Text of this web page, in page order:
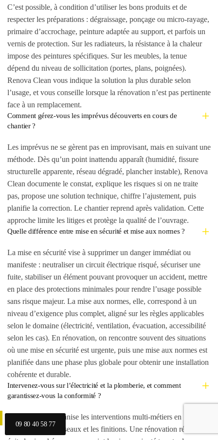
C’est possible, à condition d’utiliser les bons produits et de
respecter les préparations : dégraissage, ponçage ou micro-rayage,
primaire d’accrochage, peinture adaptée au support, et parfois un
vernis de protection. Sur les radiateurs, la résistance à la chaleur
impose des peintures spécifiques. Sur les meubles, la tenue
dépend du niveau de sollicitation (portes, plans, poignées).
Renova Clean vous indique la solution la plus durable selon
l’usage, et vous conseille lorsque la rénovation n’est pas pertinente
face à un remplacement.
Comment gérez-vous les imprévus découverts en cours de
chantier ?
Les imprévus ne se gèrent pas en improvisant, mais en suivant une
méthode. Dès qu’un point inattendu apparaît (humidité, fissure
structurelle apparente, réseau dégradé, plancher instable), Renova
Clean documente le constat, explique les risques si on ne traite
pas, propose une solution technique, chiffre l’ajustement, puis
planifie la correction. Le chantier reprend après validation. Cette
approche limite les litiges et protège la qualité de l’ouvrage.
Quelle différence entre mise en sécurité et mise aux normes ?
La mise en sécurité vise à supprimer un danger immédiat ou
manifeste : neutraliser un circuit électrique risqué, sécuriser une
fuite, stabiliser un élément pouvant provoquer un accident, mettre
en place des protections minimales pour rendre l’usage possible
sans risque majeur. La mise aux normes, elle, correspond à un
niveau d’exigence plus complet, aligné sur les règles applicables
selon le domaine (électricité, ventilation, évacuation, accessibilité
selon les cas). En rénovation, on rencontre souvent des situations
où une mise en sécurité est urgente, puis une mise aux normes est
planifiée dans une phase plus globale pour obtenir une installation
cohérente et durable.
Intervenez-vous sur l’électricité et la plomberie, et comment
garantissez-vous la conformité ?
Renova Clean organise les interventions multi-métiers en
coordonnant les réseaux et les finitions. Une rénovation réussie
09 80 40 58 77